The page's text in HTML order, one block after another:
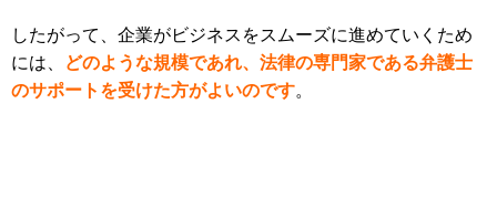
したがって、企業がビジネスをスムーズに進めていくため
には、
どのような規模であれ、法律の専門家である弁護士
のサポートを受けた方がよいのです。